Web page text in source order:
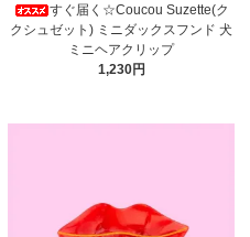
すぐ届く☆Coucou Suzette(ク
クシュゼット) ミニダックスフンド 犬
ミニヘアクリップ
1,230円